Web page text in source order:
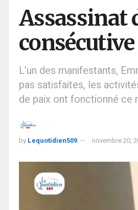
Assassinat
L’un des manifestants,
pas satisfaites, les
de paix ont fonctionné ce
by Lequotidien509 novembre 20,